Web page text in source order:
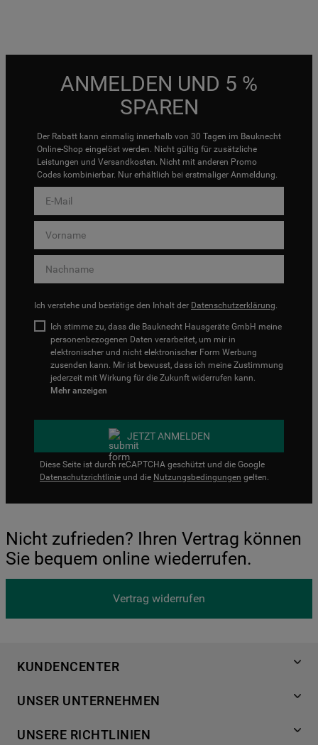
ANMELDEN UND 5 %
SPAREN
Der Rabatt kann einmalig innerhalb von 30 Tagen im Bauknecht
Online-Shop eingelöst werden. Nicht gültig für zusätzliche
Leistungen und Versandkosten. Nicht mit anderen Promo
Codes kombinierbar. Nur erhältlich bei erstmaliger Anmeldung.
Ich verstehe und bestätige den Inhalt der Datenschutzerklärung.
Ich stimme zu, dass die Bauknecht Hausgeräte GmbH meine
personenbezogenen Daten verarbeitet, um mir in
elektronischer und nicht elektronischer Form Werbung
zusenden kann. Mir ist bewusst, dass ich meine Zustimmung
jederzeit mit Wirkung für die Zukunft widerrufen kann.
Mehr anzeigen
JETZT ANMELDEN
Diese Seite ist durch reCAPTCHA geschützt und die Google
Datenschutzrichtlinie und die Nutzungsbedingungen gelten.
Nicht zufrieden? Ihren Vertrag können
Sie bequem online wiederrufen.
Vertrag widerrufen
KUNDENCENTER
Händlersuche
Häufige Fragen
UNSER UNTERNEHMEN
Für Händler
UNSERE RICHTLINIEN